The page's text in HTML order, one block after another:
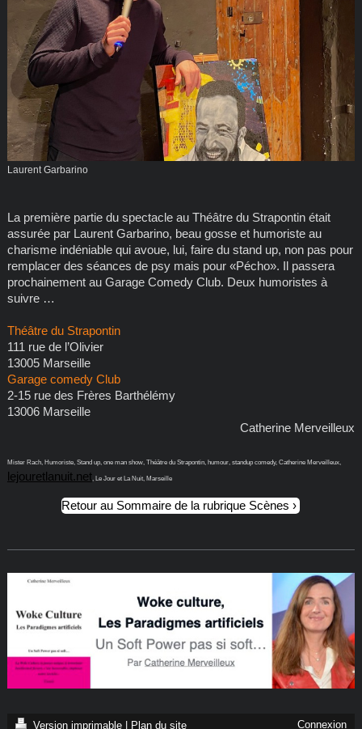
Laurent Garbarino
La première partie du spectacle au Théâtre du Strapontin était
assurée par Laurent Garbarino, beau gosse et humoriste au
charisme indéniable qui avoue, lui, faire du stand up, non pas pour
remplacer des séances de psy mais pour «Pécho». Il passera
prochainement au Garage Comedy Club. Deux humoristes à
suivre …
Théâtre du Strapontin
111 rue de l’Olivier
13005 Marseille
Garage comedy Club
2-15 rue des Frères Barthélémy
13006 Marseille
Catherine Merveilleux
Mister Rach, Humoriste, Stand up, one man show, Théâtre du Strapontin, humour, standup comedy, Catherine Merveilleux,
lejouretlanuit.net, Le Jour et La Nuit, Marseille
Retour au Sommaire de la rubrique Scènes
Version imprimable Plan du site Connexion